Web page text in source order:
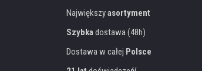
Największyasortyment
Szybkadostawa (48h)
Dostawa w całej Polsce